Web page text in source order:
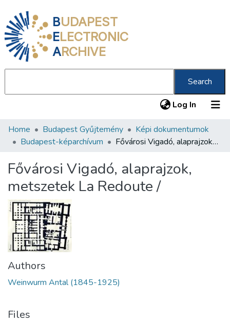
BUDAPEST
ELECTRONIC
ARCHIVE
Search
Log In (current)
Communities & Collections
Statistics
About us
Home Budapest Gyűjtemény
Képi dokumentumok
Budapest-képarchívum
Fővárosi Vigadó, alaprajzok, metszetek La Redoute /
Fővárosi Vigadó, alaprajzok,
metszetek La Redoute /
Authors
Weinwurm Antal (1845-1925)
Files